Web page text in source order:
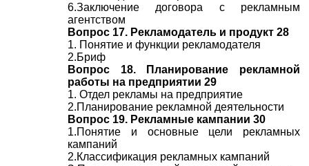
6.Заключение договора с рекламным
агентством
Вопрос 17. Рекламодатель и продукт 28
1. Понятие и функции рекламодателя
2.Бриф
Вопрос 18. Планирование рекламной
работы на предприятии 29
1. Отдел рекламы на предприятие
2.Планирование рекламной деятельности
Вопрос 19. Рекламные кампании 30
1.Понятие и основные цели рекламных
кампаний
2.Классификация рекламных кампаний